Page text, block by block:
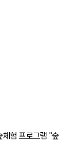
험 프로그램 "숲